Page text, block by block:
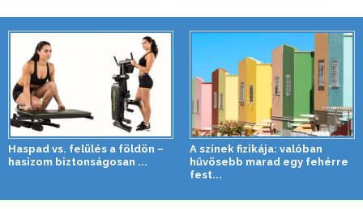
Haspad vs. felülés a földön –
hasizom biztonságosan ...
A színek fizikája: valóban
hűvösebb marad egy fehérre
fest...